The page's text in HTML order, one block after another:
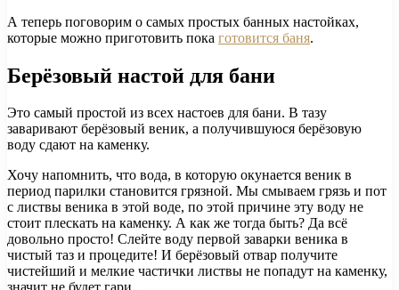
А теперь поговорим о самых простых банных настойках,
которые можно приготовить пока готовится баня.
Берёзовый настой для бани
Это самый простой из всех настоев для бани. В тазу
заваривают берёзовый веник, а получившуюся берёзовую
воду сдают на каменку.
Хочу напомнить, что вода, в которую окунается веник в
период парилки становится грязной. Мы смываем грязь и пот
с листвы веника в этой воде, по этой причине эту воду не
стоит плескать на каменку. А как же тогда быть? Да всё
довольно просто! Слейте воду первой заварки веника в
чистый таз и процедите! И берёзовый отвар получите
чистейший и мелкие частички листвы не попадут на каменку,